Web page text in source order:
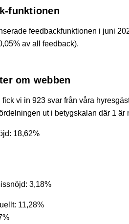
funktionen
feedbackfunktionen i juni
av all feedback).
om webben
fick vi in 923 svar från våra
ut i betygskalan där 1
18,62%
3,18%
11,28%